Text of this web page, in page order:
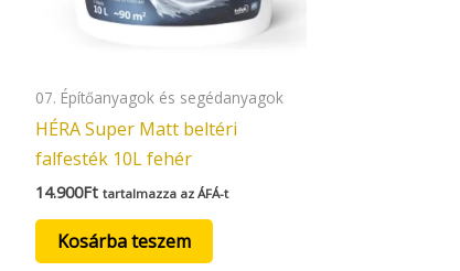
07. Építőanyagok és segédanyagok
HÉRA Super Matt beltéri
falfesték 10L fehér
14.900Ft tartalmazza az ÁFÁ-t
Kosárba teszem